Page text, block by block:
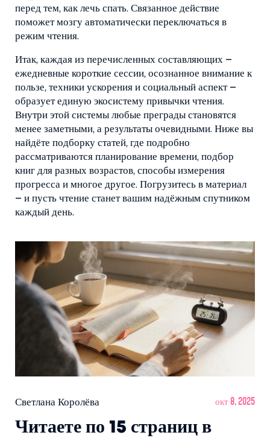
перед тем, как лечь спать. Связанное действие
поможет мозгу автоматически переключаться в
режим чтения.
Итак, каждая из перечисленных составляющих –
ежедневные короткие сессии, осознанное внимание к
пользе, техники ускорения и социальный аспект –
образует единую экосистему привычки чтения.
Внутри этой системы любые преграды становятся
менее заметными, а результаты очевидными. Ниже вы
найдёте подборку статей, где подробно
рассматриваются планирование времени, подбор
книг для разных возрастов, способы измерения
прогресса и многое другое. Погрузитесь в материал
– и пусть чтение станет вашим надёжным спутником
каждый день.
Светлана Королёва окт 8, 2025
Читаете по 15 страниц в